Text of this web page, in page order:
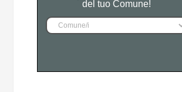
del tuo Comune!